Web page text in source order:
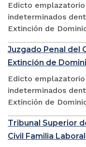
Edicto
indeterminados
Extinción de
Juzgado Penal del
Extinción de
Edicto
indeterminados
Extinción de
Tribunal Superior
Civil Familia Laboral